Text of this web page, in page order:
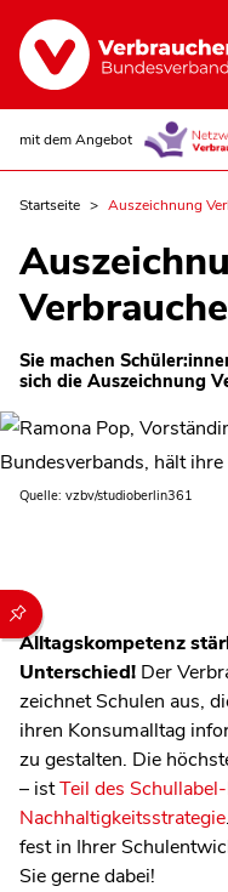
mit dem Angebot
Durch die folgenden
Startseite Auszeichnung
Sie machen
sich die Auszeichnung
Quelle: vzbv/studioberlin361
Alltagskompetenz
Unterschied! Der
zeichnet Schulen aus,
ihren Konsumalltag
zu gestalten. Die
– istTeil des
Nachhaltigkeitsstrategie
fest in Ihrer
Sie gerne dabei!